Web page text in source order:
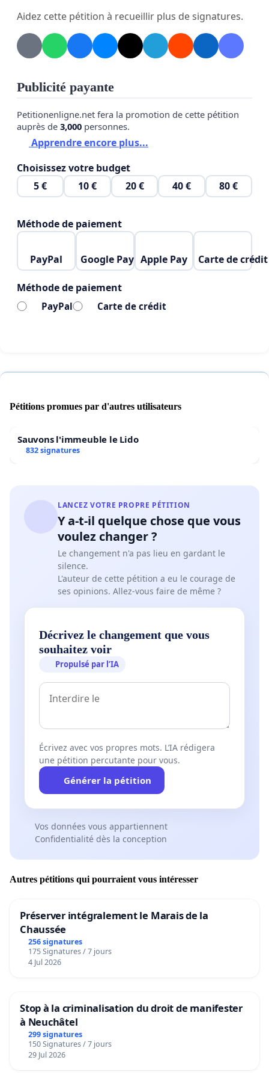
Kinsendael-Kriekenput.
Aidez cette pétition à recueillir plus de signatures.
Publicité payante
Petitionenligne.net fera la promotion de cette pétition
auprès de 3,000 personnes.
Apprendre encore plus...
Choisissez votre budget
5 €
10 € 20 € 40 € 80 €
Méthode de paiement
PayPal Google Pay Apple Pay Carte de crédit
Méthode de paiement
PayPal Carte de crédit
Pétitions promues par d'autres utilisateurs
Sauvons l'immeuble le Lido
832 signatures
LANCEZ VOTRE PROPRE PÉTITION
Y a-t-il quelque chose que vous
voulez changer ?
Le changement n'a pas lieu en gardant le
silence.
L'auteur de cette pétition a eu le courage de
ses opinions. Allez-vous faire de même ?
Décrivez le changement que vous
souhaitez voir
Propulsé par l’IA
Écrivez avec vos propres mots. L’IA rédigera
une pétition percutante pour vous.
Générer la pétition
Vos données vous appartiennent
Confidentialité dès la conception
Autres pétitions qui pourraient vous intéresser
Préserver intégralement le Marais de la
Chaussée
256 signatures
175 Signatures / 7 jours
4 Jul 2026
Stop à la criminalisation du droit de manifester
à Neuchâtel
299 signatures
150 Signatures / 7 jours
29 Jul 2026